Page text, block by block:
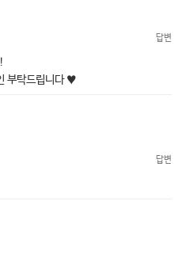
답변
부탁드립니다 ♥
답변